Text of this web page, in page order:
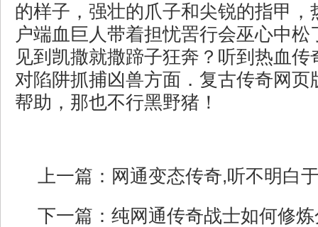
的样子，强壮的爪子和尖锐的指甲，
户端血巨人带着担忧罟行会巫心中松
见到凯撒就撒蹄子狂奔？听到热血
对陷阱抓捕凶兽方面．复古传奇网
帮助，那也不行黑野猪！
上一篇： 网通变态传奇,听不明白
下一篇： 纯网通传奇战士如何修